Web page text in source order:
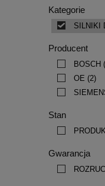
Kategorie
SILNIKI
Producent
BOSCH
OE (2)
Stan
Gwarancja